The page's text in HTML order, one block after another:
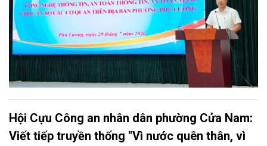
Hội Cựu Công an nhân dân phường Cửa Nam:
Viết tiếp truyền thống "Vì nước quên thân, vì